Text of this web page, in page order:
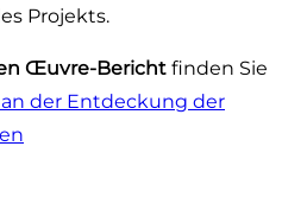
Projekts.
Œuvre-Bericht finden Sie
der Entdeckung der